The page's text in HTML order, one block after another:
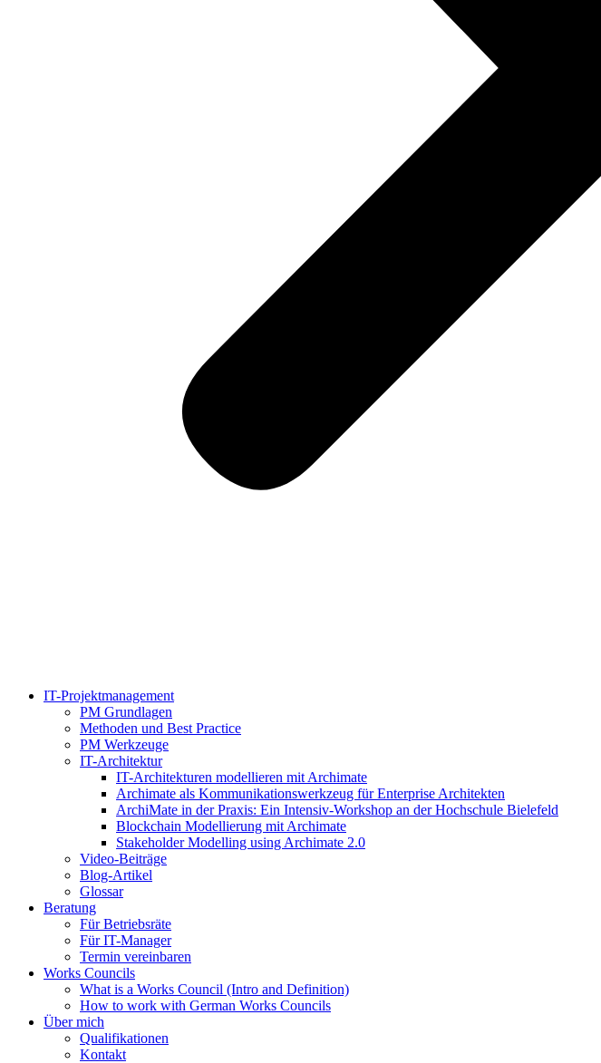
IT-Projektmanagement
PM Grundlagen
Methoden und Best Practice
PM Werkzeuge
IT-Architektur
IT-Architekturen modellieren mit Archimate
Archimate als Kommunikationswerkzeug für Enterprise Architekten
ArchiMate in der Praxis: Ein Intensiv-Workshop an der Hochschule Bielefeld
Blockchain Modellierung mit Archimate
Stakeholder Modelling using Archimate 2.0
Video-Beiträge
Blog-Artikel
Glossar
Beratung
Für Betriebsräte
Für IT-Manager
Termin vereinbaren
Works Councils
What is a Works Council (Intro and Definition)
How to work with German Works Councils
Über mich
Qualifikationen
Kontakt